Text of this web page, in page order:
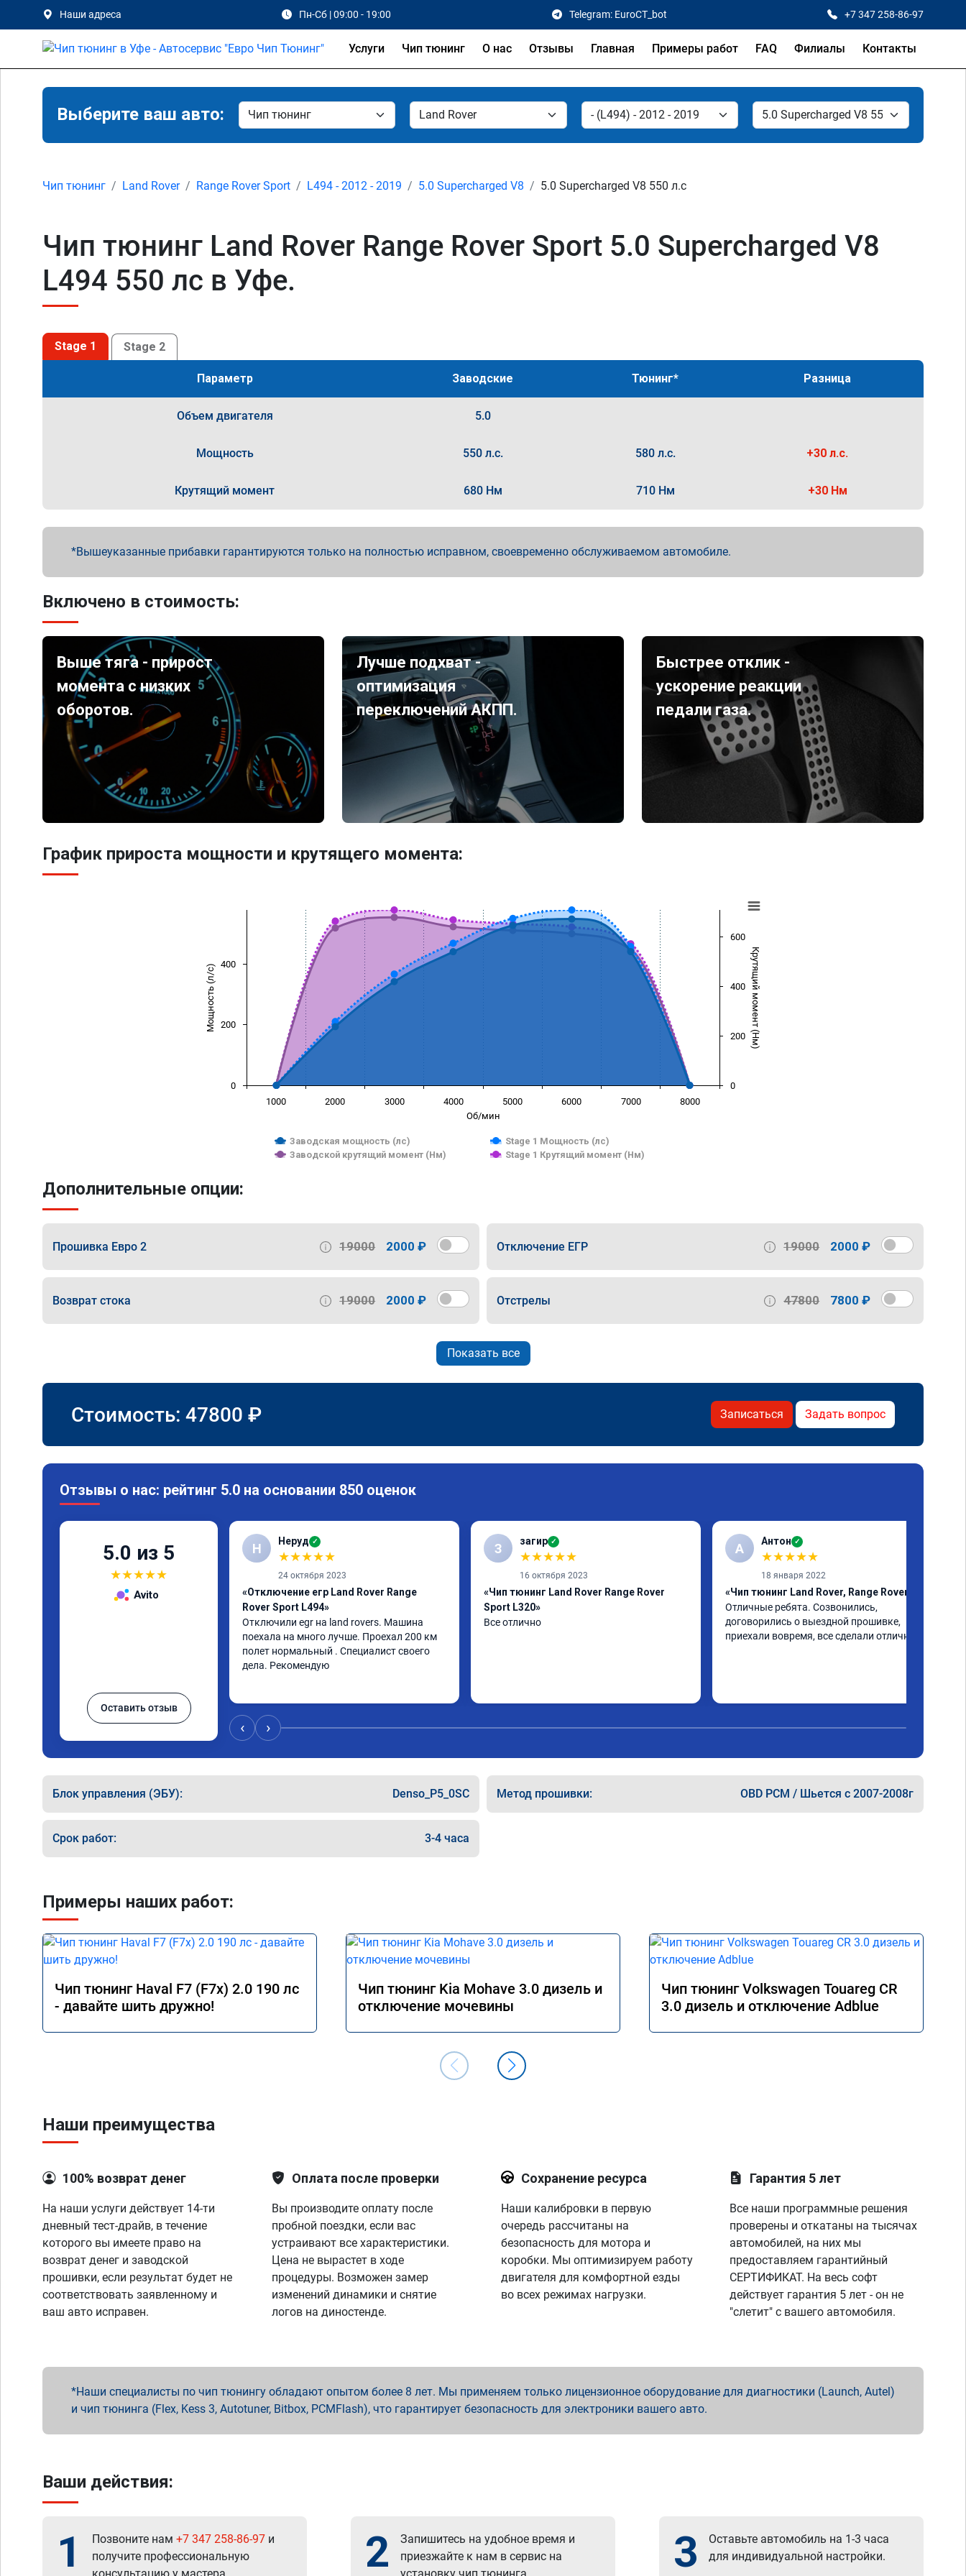
Наши адреса Пн-Сб | 09:00 - 19:00 Telegram: EuroCT_bot +7 347 258-86-97
Услуги Чип тюнинг О нас Отзывы Главная Примеры работ FAQ Филиалы Контакты
Выберите ваш авто:
Чип тюнинг Land Rover Range Rover Sport L494 - 2012 - 2019 5.0 Supercharged V8 5.0 Supercharged V8 550 л.с
Чип тюнинг Land Rover Range Rover Sport 5.0 Supercharged V8
L494 550 лс в Уфе.
Stage 1 Stage 2
Параметр Заводские Тюнинг* Разница
Объем двигателя 5.0
Мощность 550 л.с. 580 л.с. +30 л.с.
Крутящий момент 680 Нм 710 Нм +30 Нм
Вышеуказанные прибавки гарантируются только на полностью исправном, своевременно обслуживаемом автомобиле.
Включено в стоимость:
Выше тяга - прирост
момента с низких
оборотов.
Лучше подхват -
оптимизация
переключений АКПП.
Быстрее отклик -
ускорение реакции
педали газа.
График прироста мощности и крутящего момента:
Об/мин
Мощность (л/с) Крутящий момент (Нм)
Заводская мощность (лс)
Stage 1 Мощность (лс)
Заводской крутящий момент (Нм)
Stage 1 Крутящий момент (Нм)
1000 2000 3000 4000 5000 6000 7000 8000
0
200
400
0
200
400
600
Дополнительные опции:
Прошивка Евро 2 19000 2000 ₽ Отключение ЕГР 19000 2000 ₽
Возврат стока 19000 2000 ₽ Отстрелы 47800 7800 ₽
Показать все
Стоимость: 47800 ₽ Записаться Задать вопрос
Отзывы о нас: рейтинг 5.0 на основании 850 оценок
5.0 из 5
★★★★★
Avito
Оставить отзыв
Н Неруд ✓
★★★★★
24 октября 2023
«Отключение егр Land Rover Range
Rover Sport L494»
Отключили egr на land rovers. Машина
поехала на много лучше. Проехал 200 км
полет нормальный . Специалист своего
дела. Рекомендую
З загир ✓
★★★★★
16 октября 2023
«Чип тюнинг Land Rover Range Rover
Sport L320»
Все отлично
А Антон ✓
★★★★★
18 января 2022
«Чип тюнинг Land Rover, Range Rover»
Отличные ребята. Созвонились,
договорились о выездной прошивке,
приехали вовремя, все сделали отлично
‹ ›
Блок управления (ЭБУ): Denso_P5_0SC Метод прошивки: OBD PCM / Шьется с 2007-2008г
Срок работ: 3-4 часа
Примеры наших работ:
Чип тюнинг Haval F7 (F7x) 2.0 190 лс
- давайте шить дружно!
Чип тюнинг Kia Mohave 3.0 дизель и
отключение мочевины
Чип тюнинг Volkswagen Touareg CR
3.0 дизель и отключение Adblue
Наши преимущества
100% возврат денег
На наши услуги действует 14-ти
дневный тест-драйв, в течение
которого вы имеете право на
возврат денег и заводской
прошивки, если результат будет не
соответствовать заявленному и
ваш авто исправен.
Оплата после проверки
Вы производите оплату после
пробной поездки, если вас
устраивают все характеристики.
Цена не вырастет в ходе
процедуры. Возможен замер
изменений динамики и снятие
логов на диностенде.
Сохранение ресурса
Наши калибровки в первую
очередь рассчитаны на
безопасность для мотора и
коробки. Мы оптимизируем работу
двигателя для комфортной езды
во всех режимах нагрузки.
Гарантия 5 лет
Все наши программные решения
проверены и откатаны на тысячах
автомобилей, на них мы
предоставляем гарантийный
СЕРТИФИКАТ. На весь софт
действует гарантия 5 лет - он не
"слетит" с вашего автомобиля.
Наши специалисты по чип тюнингу обладают опытом более 8 лет. Мы применяем только лицензионное оборудование для диагностики (Launch, Autel)
и чип тюнинга (Flex, Kess 3, Autotuner, Bitbox, PCMFlash), что гарантирует безопасность для электроники вашего авто.
Ваши действия:
1 Позвоните нам +7 347 258-86-97 и
получите профессиональную
2
Запишитесь на удобное время и
приезжайте к нам в сервис на
3
Оставьте автомобиль на 1-3 часа
для индивидуальной настройки.